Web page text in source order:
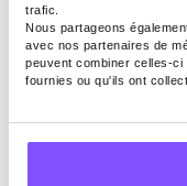
trafic.
Nous partageons
avec nos partenaires de
peuvent combiner celles-
fournies ou qu'ils ont
La meilleure
cadeau
d’utiliser le
méthodes
être
confort de sa